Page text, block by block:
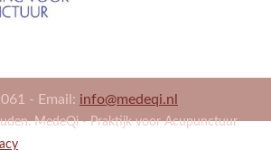
- Email: info@medeqi.nl
MedeQi - Praktijk voor Acupunctuur